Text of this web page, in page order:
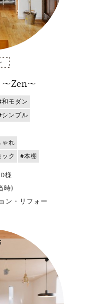
Zen～
和モダン
シンプル
ゃれ
ク #本棚
様
時)
ン・リフォー